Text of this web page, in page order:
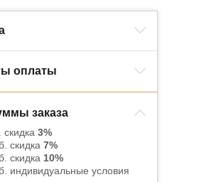
оплаты
заказа
скидка 3%
скидка 7%
скидка 10%
индивидуальные условия